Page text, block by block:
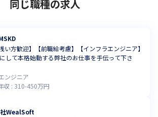
同じ職種の求人
い方歓迎】【前職給考慮】【インフラエンジニア】
して本格始動する弊社のお仕事を手伝って下さ
ンジニア
収 : 310-450万円
WealSoft